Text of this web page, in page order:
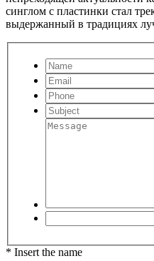
синглом с пластинки стал
выдержанный в традициях
* Insert the name